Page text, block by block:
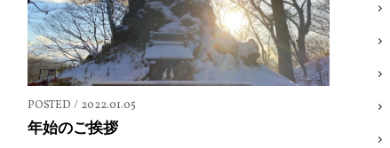
POSTED / 2022.01.05
年始のご挨拶